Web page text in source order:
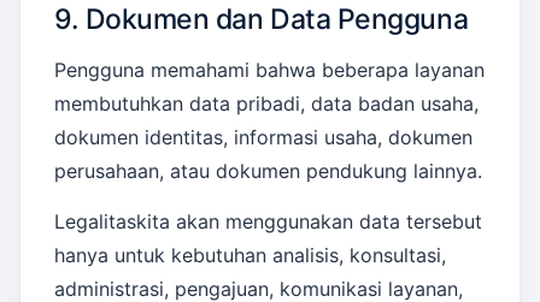
9. Dokumen dan Data Pengguna
Pengguna memahami bahwa beberapa layanan
membutuhkan data pribadi, data badan usaha,
dokumen identitas, informasi usaha, dokumen
perusahaan, atau dokumen pendukung lainnya.
Legalitaskita akan menggunakan data tersebut
hanya untuk kebutuhan analisis, konsultasi,
administrasi, pengajuan, komunikasi layanan,